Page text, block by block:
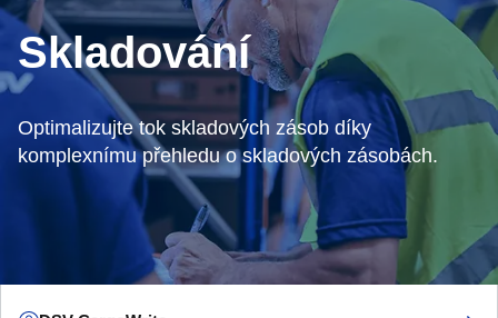
Skladování
Optimalizujte tok skladových zásob díky
komplexnímu přehledu o skladových zásobách.